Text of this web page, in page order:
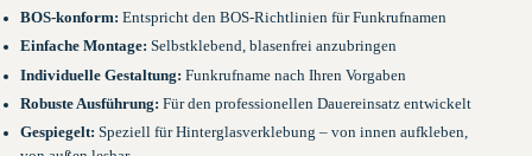
BOS-konform: Entspricht den BOS-Richtlinien für Funkrufnamen
Einfache Montage: Selbstklebend, blasenfrei anzubringen
Individuelle Gestaltung: Funkrufname nach Ihren Vorgaben
Robuste Ausführung: Für den professionellen Dauereinsatz entwickelt
Gespiegelt: Speziell für Hinterglasverklebung – von innen aufkleben,